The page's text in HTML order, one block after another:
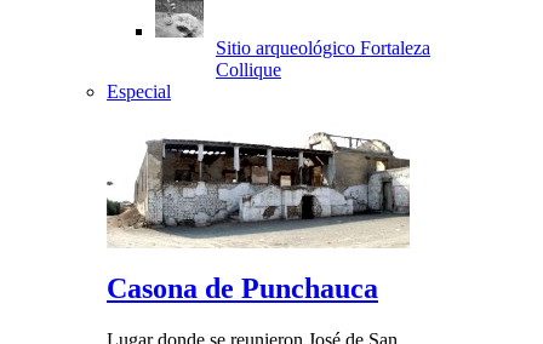
Sitio arqueológico Fortaleza
Collique
Especial
Casona de Punchauca
Lugar donde se reunieron José de San